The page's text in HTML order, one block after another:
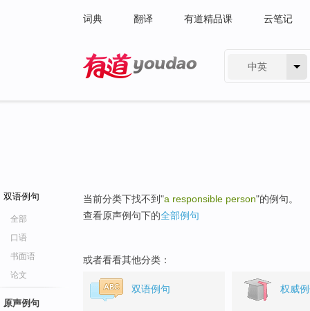
词典 翻译 有道精品课 云笔记
中英
双语例句
全部
口语
书面语
论文
原声例句
当前分类下找不到"a responsible person"的例句。
查看原声例句下的全部例句
或者看看其他分类：
双语例句 权威